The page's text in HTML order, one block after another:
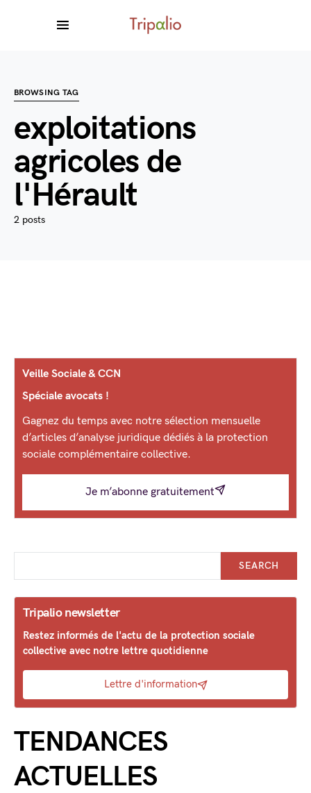
BROWSING TAG
exploitations
agricoles de
l'Hérault
2 posts
Veille Sociale & CCN
Spéciale avocats !
Gagnez du temps avec notre sélection mensuelle
d’articles d’analyse juridique dédiés à la protection
sociale complémentaire collective.
Je m’abonne gratuitement
SEARCH
Tripalio newsletter
Restez informés de l'actu de la protection sociale
collective avec notre lettre quotidienne
Lettre d'information
TENDANCES
ACTUELLES